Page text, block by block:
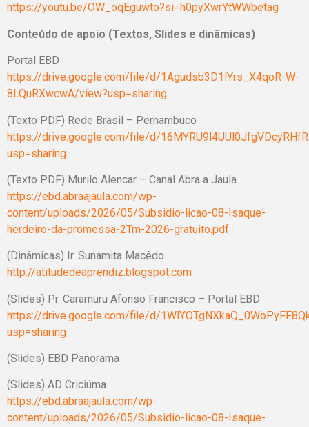
https://youtu.be/OW_oqEguwto?si=h0pyXwrYtWWbetag
Conteúdo de apoio (Textos, Slides e dinâmicas)
Portal EBD
https://drive.google.com/file/d/1Agudsb3D1lYrs_X4qoR-W-
8LQuRXwcwA/view?usp=sharing
(Texto PDF) Rede Brasil – Pernambuco
https://drive.google.com/file/d/
usp=sharing
(Texto PDF) Murilo Alencar – Canal Abra a Jaula
https://ebd.abraajaula.com/wp-
content/uploads/2026/05/Subsidio-licao-08-Isaque-
herdeiro-da-promessa-2Tm-2026-gratuito.pdf
(Dinâmicas) Ir. Sunamita Macêdo
http://atitudedeaprendiz.blogspot.com
(Slides) Pr. Caramuru Afonso Francisco – Portal EBD
https://drive.google.com/file/d/
usp=sharing
(Slides) EBD Panorama
(Slides) AD Criciúma
https://ebd.abraajaula.com/wp-
content/uploads/2026/05/Subsidio-licao-08-Isaque-